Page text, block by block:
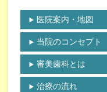
医院案内・地図
当院のコンセプト
審美歯科とは
治療の流れ